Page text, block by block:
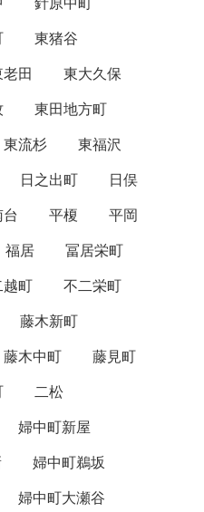
東猪谷
田
東大久保
東田地方町
東流杉
東福沢
日之出町
日俣
平榎
平岡
福居
冨居栄町
町
不二栄町
藤木新町
藤木中町
藤見町
二松
婦中町新屋
婦中町鵜坂
婦中町大瀬谷